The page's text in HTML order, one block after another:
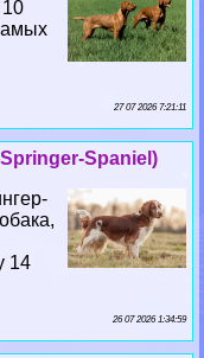
27 07 2026 7:21:11
Spaniel)
14
26 07 2026 1:34:59